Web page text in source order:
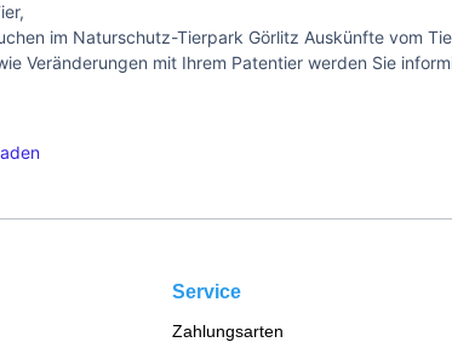
im Naturschutz-Tierpark Görlitz Auskünfte vom
Veränderungen mit Ihrem Patentier werden Sie
Service
Zahlungsarten